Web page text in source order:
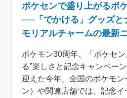
ポケセンで盛り上がるポ
──「でかける」グッズと
モリアルチャームの最新
ポケモン30周年、「ポケセ
る”楽しさと記念キャンペー
迎えた今年、全国のポケモ
ン）や関連店舗では、記念イ